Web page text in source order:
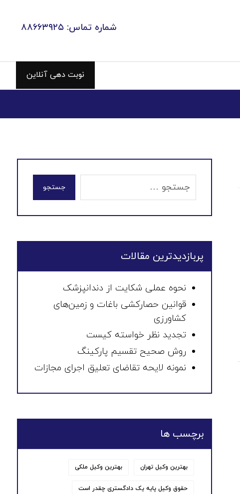
شماره تماس: ۸۸۶۶۳۹۲۵
نوبت دهی آنلاین
جستجو
پربازدیدترین مقالات
نحوه عملی شکایت از دندانپزشک
قوانین حصارکشی باغات و زمین‌های
کشاورزی
تجدید نظر خواسته کیست
روش صحیح تقسیم پارکینگ
نمونه لایحه تقاضای تعلیق اجرای مجازات
برچسب ها
بهترین وکیل تهران بهترین وکیل ملکی
حقوق وکیل پایه یک دادگستری چقدر است